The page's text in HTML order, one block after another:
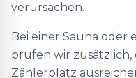
verursachen.
Bei einer Sauna
prüfen wir zusätzlich,
Zählerplatz